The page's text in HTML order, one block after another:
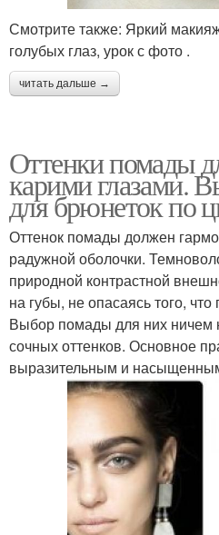
Смотрите также: Яркий
голубых глаз, урок с фото .
читать дальше →
Оттенки помады
карими глазами.
для брюнеток по
Оттенок помады должен
радужной оболочки.
природной контрастной
на губы, не опасаясь того, что
Выбор помады для них ничем
сочных оттенков. Основное
выразительным и